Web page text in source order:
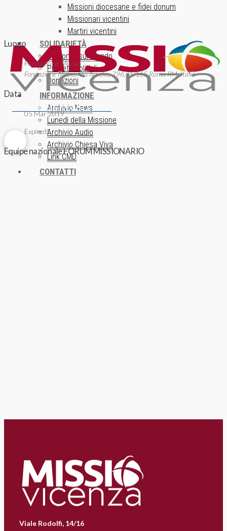
Missioni diocesane e fidei donum
Missionari vicentini
Martiri vicentini
SOLIDARIETÀ
Un ponte sul mondo
Progetti solidali
Donazioni
INFORMAZIONE
Archivio News
Lunedì della Missione
Archivio Audio
Archivio Chiesa Viva
Link CMD
CONTATTI
ISCRIZIONE NEWSLETTER
Luogo
Fondazione Missio
Fondazione Missio, Via Aurelia, 796, 00165 Roma RM, Italia
Data
05 Mar 2019
Expired!
Equipe nazionale FORUM MISSIONARIO
Viale Rodolfi, 14/16